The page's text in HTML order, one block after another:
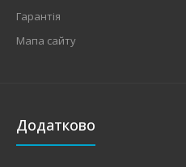
Гарантія
Мапа сайту
Додатково